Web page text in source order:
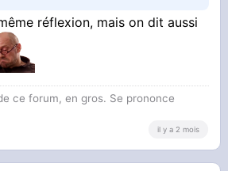
réflexion, mais on dit aussi
ce forum, en gros. Se prononce
il y a 2 mois